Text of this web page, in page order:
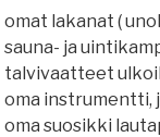
omat lakanat (
sauna- ja
talvivaatteet
oma instrumentti,
oma suosikki